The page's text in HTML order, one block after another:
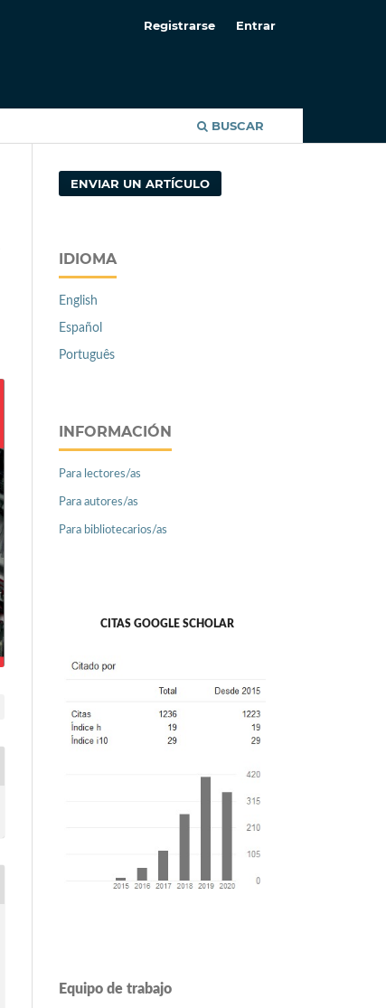
BUSCAR
Registrarse Entrar
ENVIAR UN ARTÍCULO
IDIOMA
English
Español
Português
INFORMACIÓN
Para lectores/as
Para autores/as
Para bibliotecarios/as
CITAS GOOGLE SCHOLAR
Equipo de trabajo